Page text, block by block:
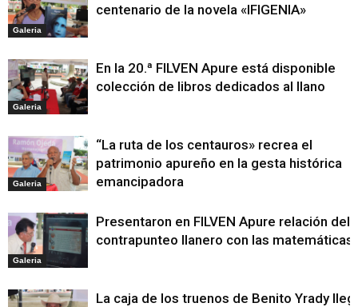
Galeria
centenario de la novela «IFIGENIA»
Galeria
En la 20.ª FILVEN Apure está disponible
colección de libros dedicados al llano
Galeria
“La ruta de los centauros» recrea el
patrimonio apureño en la gesta histórica
emancipadora
Galeria
Presentaron en FILVEN Apure relación del
contrapunteo llanero con las matemáticas
La caja de los truenos de Benito Yrady